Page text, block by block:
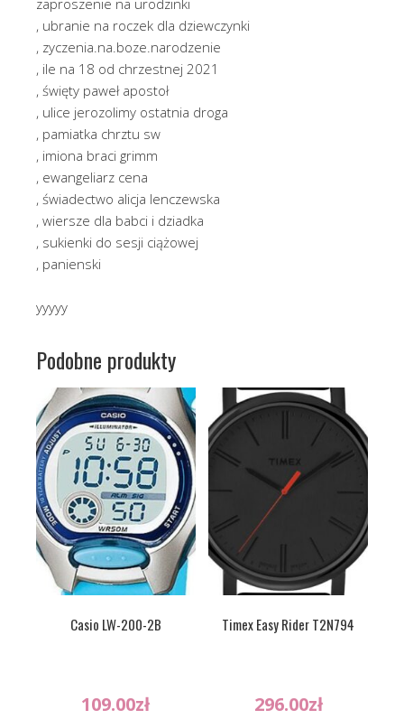
, ubranie na roczek dla dziewczynki
, zyczenia.na.boze.narodzenie
, ile na 18 od chrzestnej 2021
, święty paweł apostoł
, ulice jerozolimy ostatnia droga
, pamiatka chrztu sw
, imiona braci grimm
, ewangeliarz cena
, świadectwo alicja lenczewska
, wiersze dla babci i dziadka
, sukienki do sesji ciążowej
, panienski
yyyyy
Podobne produkty
Casio LW-200-2B
109.00zł
Timex Easy Rider T2N794
296.00zł